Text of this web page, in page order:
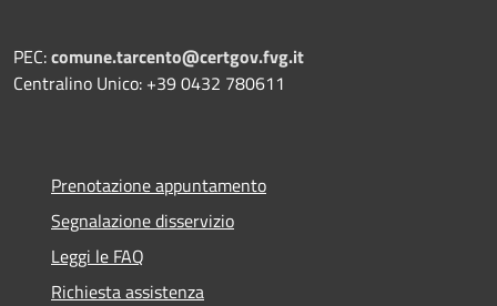
PEC:comune.tarcento@certgov.fvg.it
Centralino Unico: +39 0432 780611
Prenotazione appuntamento
Segnalazione disservizio
Leggi le FAQ
Richiesta assistenza